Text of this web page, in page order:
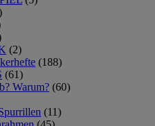
(2)
(188)
(61)
Warum? (60)
(11)